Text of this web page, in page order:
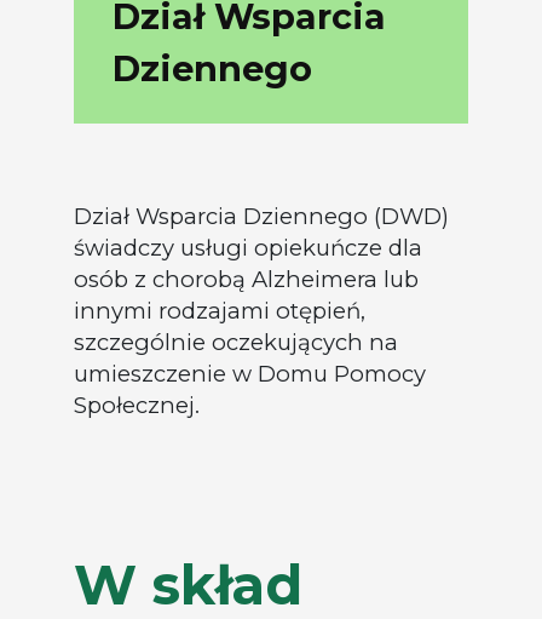
Dział Wsparcia
Dziennego
Dział Wsparcia Dziennego (DWD)
świadczy usługi opiekuńcze dla
osób z chorobą Alzheimera lub
innymi rodzajami otępień,
szczególnie oczekujących na
umieszczenie w Domu Pomocy
Społecznej.
W skład